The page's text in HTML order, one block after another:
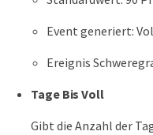
Event generiert:
Ereignis
Tage Bis Voll
Gibt die Anzahl der